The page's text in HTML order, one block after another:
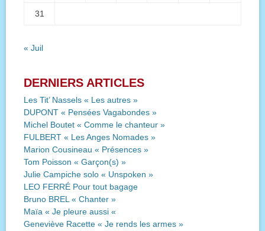
31
« Juil
DERNIERS ARTICLES
Les Tit’ Nassels « Les autres »
DUPONT « Pensées Vagabondes »
Michel Boutet « Comme le chanteur »
FULBERT « Les Anges Nomades »
Marion Cousineau « Présences »
Tom Poisson « Garçon(s) »
Julie Campiche solo « Unspoken »
LEO FERRÉ Pour tout bagage
Bruno BREL « Chanter »
Maïa « Je pleure aussi «
Geneviève Racette « Je rends les armes »